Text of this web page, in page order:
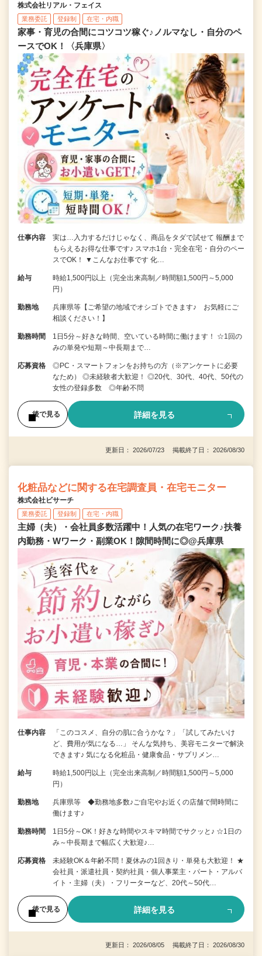
株式会社リアル・フェイス
業務委託 登録制 在宅・内職
家事・育児の合間にコツコツ稼ぐ♪ノルマなし・自分のペ
ースでOK！〈兵庫県〉
仕事内容
実は…入力するだけじゃなく、商品をタダで試せて 報酬まで
もらえるお得な仕事です♪ スマホ1台・完全在宅・自分のペー
スでOK！ ▼こんなお仕事です 化…
給与
時給1,500円以上（完全出来高制／時間額1,500円～5,000
円）
勤務地
兵庫県等【ご希望の地域でオシゴトできます♪ お気軽にご
相談ください！】
勤務時間
1日5分～好きな時間、空いている時間に働けます！ ☆1回の
みの単発や短期～中長期まで…
応募資格
◎PC・スマートフォンをお持ちの方（※アンケートに必要
なため） ◎未経験者大歓迎！ ◎20代、30代、40代、50代の
女性の登録多数 ◎年齢不問
後で見る 詳細を見る
更新日： 2026/07/23 掲載終了日： 2026/08/30
化粧品などに関する在宅調査員・在宅モニター
株式会社ビサーチ
業務委託 登録制 在宅・内職
主婦（夫）・会社員多数活躍中！人気の在宅ワーク♪扶養
内勤務・Wワーク・副業OK！隙間時間に◎@兵庫県
仕事内容
「このコスメ、自分の肌に合うかな？」「試してみたいけ
ど、費用が気になる…」 そんな気持ち、美容モニターで解決
できます♪ 気になる化粧品・健康食品・サプリメン…
給与
時給1,500円以上（完全出来高制／時間額1,500円～5,000
円）
勤務地
兵庫県等 ◆勤務地多数♪ご自宅やお近くの店舗で間時間に
働けます♪
勤務時間
1日5分～OK！好きな時間やスキマ時間でサクッと♪ ☆1日の
み～中長期まで幅広く大歓迎♪…
応募資格
未経験OK＆年齢不問！夏休みの1回きり・単発も大歓迎！ ★
会社員・派遣社員・契約社員・個人事業主・パート・アルバ
イト・主婦（夫）・フリーターなど、20代～50代…
後で見る 詳細を見る
更新日： 2026/08/05 掲載終了日： 2026/08/30